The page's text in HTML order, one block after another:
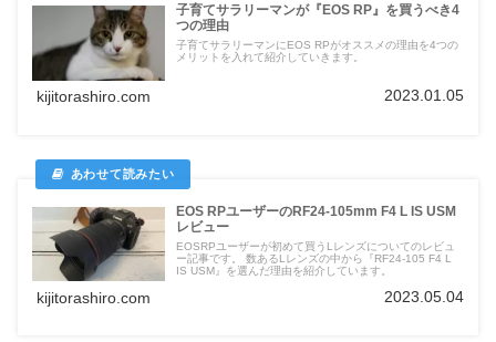
子育てサラリーマンが『EOS RP』を買うべき4
つの理由
子育てサラリーマンにEOS RPがオススメの理由を4つの
メリットを入れて紹介していきます。
kijitorashiro.com 2023.01.05
EOS RPユーザーのRF24-105mm F4 L IS USM
レビュー
EOSRPユーザーが初めて買うLレンズについてのレビュ
ー記事です。 数あるLレンズの中から『RF24-105 F4 L
IS USM』を選んだ理由を紹介しています。
kijitorashiro.com 2023.05.04